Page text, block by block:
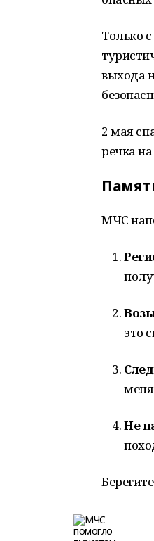
Только
выхода
2 мая
речка
МЧС
это
Не